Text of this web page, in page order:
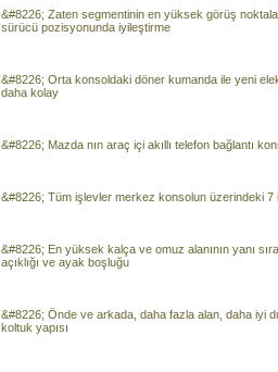
&#8226; Zaten segmentinin en yüksek görüş
sürücü pozisyonunda iyileştirme
&#8226; Orta konsoldaki döner kumanda ile yeni
daha kolay
&#8226; Mazda nın araç içi akıllı telefon bağlantı
&#8226; Tüm işlevler merkez konsolun üzerindeki 7
&#8226; En yüksek kalça ve omuz alanının yanı
açıklığı ve ayak boşluğu
&#8226; Önde ve arkada, daha fazla alan, daha iyi
koltuk yapısı